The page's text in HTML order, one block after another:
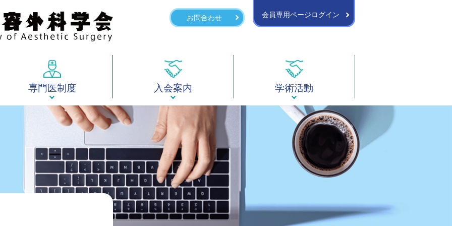
お問合わせ 会員専用ページログイン
専門医制度 入会案内 学術活動